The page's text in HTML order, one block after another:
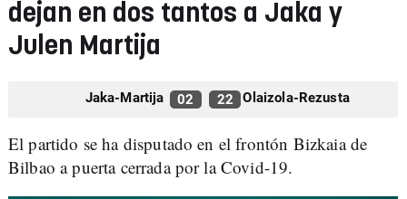
dejan en dos tantos a Jaka y
Julen Martija
Jaka-Martija 02 22 Olaizola-Rezusta
El partido se ha disputado en el frontón Bizkaia de
Bilbao a puerta cerrada por la Covid-19.